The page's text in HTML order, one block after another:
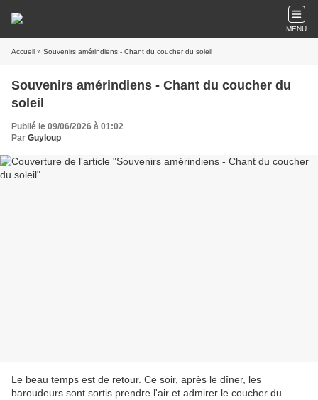
MENU
Accueil » Souvenirs amérindiens - Chant du coucher du soleil
Souvenirs amérindiens - Chant du coucher du
soleil
Publié le 09/06/2026 à 01:02
Par Guyloup
Le beau temps est de retour. Ce soir, après le dîner, les
baroudeurs sont sortis prendre l'air et admirer le coucher du